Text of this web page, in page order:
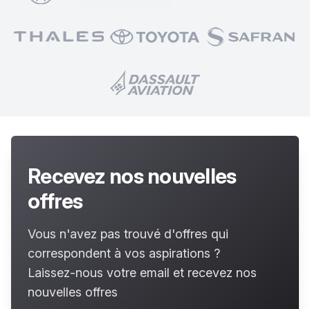
Recevez nos nouvelles
offres
Vous n'avez pas trouvé d'offres qui
correspondent à vos aspirations ?
Laissez-nous votre email et recevez nos
nouvelles offres